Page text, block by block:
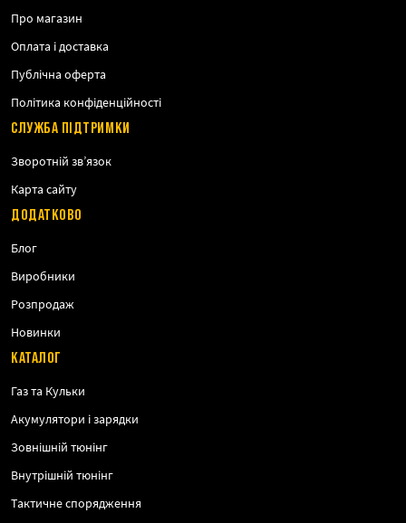
Про магазин
Оплата і доставка
Публічна оферта
Політика конфіденційності
СЛУЖБА ПІДТРИМКИ
Зворотній зв’язок
Карта сайту
ДОДАТКОВО
Блог
Виробники
Розпродаж
Новинки
КАТАЛОГ
Газ та Кульки
Акумулятори і зарядки
Зовнішній тюнінг
Внутрішній тюнінг
Тактичне спорядження